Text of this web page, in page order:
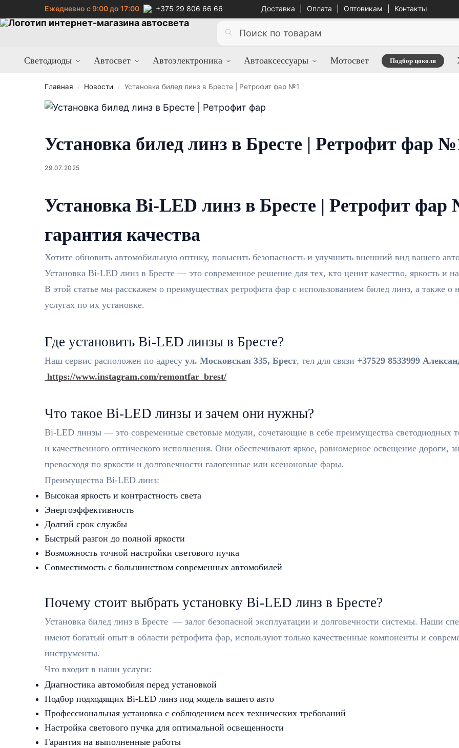
Ежедневно с 9:00 до 17:00 +375 29 806 66 66 Доставка Оплата Оптовикам Контакты
Светодиоды Автосвет Автоэлектроника Автоаксессуары Мотосвет Подбор цоколя
Главная / Новости / Установка билед линз в Бресте | Ретрофит фар №1
Установка билед линз в Бресте | Ретрофит фар
29.07.2025
Установка Bi-LED линз в Бресте | Ретрофит фар
гарантия качества
Хотите обновить автомобильную оптику, повысить безопасность и улучшить внешний вид вашего
Установка Bi-LED линз в Бресте — это современное решение для тех, кто ценит качество, яркость и
В этой статье мы расскажем о преимуществах ретрофита фар с использованием билед линз, а также о
услугах по их установке.
Где установить Bi-LED линзы в Бресте?
Наш сервис расположен по адресу ул. Московская 335, Брест, тел для связи +37529 8533999
https://www.instagram.com/remontfar_brest/
Что такое Bi-LED линзы и зачем они нужны?
Bi-LED линзы — это современные световые модули, сочетающие в себе преимущества светодиодных
и качественного оптического исполнения. Они обеспечивают яркое, равномерное освещение дороги,
превосходя по яркости и долговечности галогенные или ксеноновые фары.
Преимущества Bi-LED линз:
Высокая яркость и контрастность света
Энергоэффективность
Долгий срок службы
Быстрый разгон до полной яркости
Возможность точной настройки светового пучка
Совместимость с большинством современных автомобилей
Почему стоит выбрать установку Bi-LED линз в Бресте?
Установка билед линз в Бресте — залог безопасной эксплуатации и долговечности системы. Наши
имеют богатый опыт в области ретрофита фар, используют только качественные компоненты и
инструменты.
Что входит в наши услуги:
Диагностика автомобиля перед установкой
Подбор подходящих Bi-LED линз под модель вашего авто
Профессиональная установка с соблюдением всех технических требований
Настройка светового пучка для оптимальной освещенности
Гарантия на выполненные работы